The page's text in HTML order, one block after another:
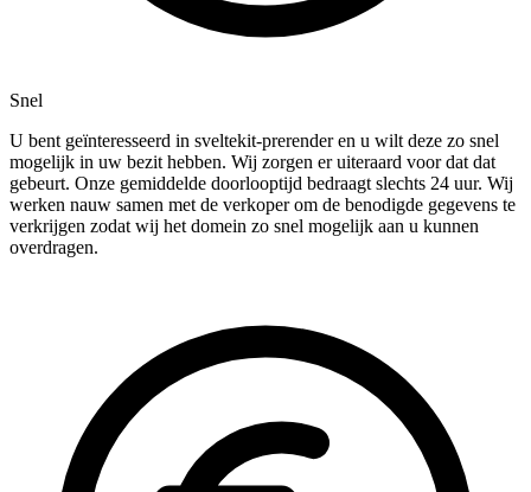
Snel
U bent geïnteresseerd in sveltekit-prerender en u wilt deze zo snel
mogelijk in uw bezit hebben. Wij zorgen er uiteraard voor dat dat
gebeurt. Onze gemiddelde doorlooptijd bedraagt slechts 24 uur. Wij
werken nauw samen met de verkoper om de benodigde gegevens te
verkrijgen zodat wij het domein zo snel mogelijk aan u kunnen
overdragen.